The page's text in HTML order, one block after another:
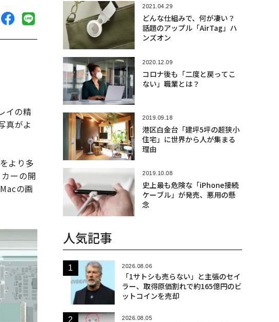
イの精
真がよ
より多
ーの開
の画
2021.04.29
どんな仕組みで、何が凄い？
話題のアップル「AirTag」ハ
ンズオン
2020.12.09
コロナ後も「二度と戻ってこ
ない」職業とは？
2019.09.18
港区白金台「建坪5坪の超狭小
住宅」に世界から人が集まる
理由
2019.10.08
史上最も危険な「iPhone接続
ケーブル」が発売、悪用の懸
念
人気記事
2026.08.06
「1サトシも売らない」と主張のセイ
ラー、取得原価割れで約165億円のビ
ットコインを売却
2026.08.05